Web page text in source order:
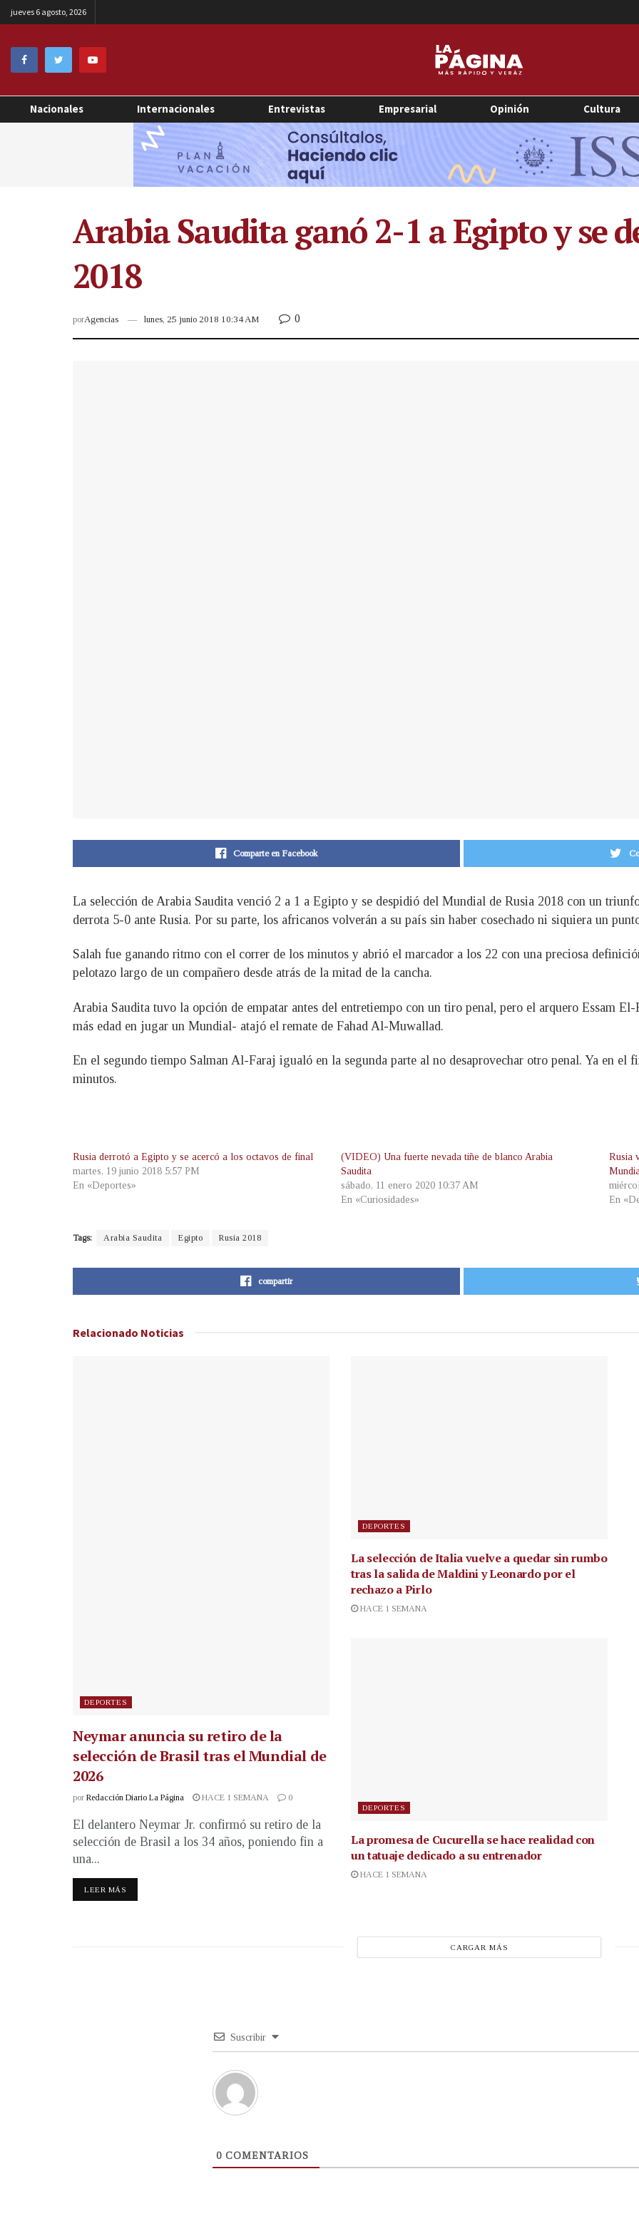
jueves 6 agosto, 2026
Nacionales Internacionales Entrevistas Empresarial Opinión Cultura
Arabia Saudita ganó 2-1 a Egipto y se
2018
porAgencias lunes, 25 junio 2018 10:34 AM 0
Comparte en Facebook
La selección de Arabia Saudita venció 2 a 1 a Egipto y se despidió del Mundial de Rusia 2018 con un
derrota 5-0 ante Rusia. Por su parte, los africanos volverán a su país sin haber cosechado ni siquiera un
Salah fue ganando ritmo con el correr de los minutos y abrió el marcador a los 22 con una preciosa
pelotazo largo de un compañero desde atrás de la mitad de la cancha.
Arabia Saudita tuvo la opción de empatar antes del entretiempo con un tiro penal, pero el arquero Essam
más edad en jugar un Mundial- atajó el remate de Fahad Al-Muwallad.
En el segundo tiempo Salman Al-Faraj igualó en la segunda parte al no desaprovechar otro penal. Ya en
minutos.
Rusia derrotó a Egipto y se acercó a los octavos de final
martes, 19 junio 2018 5:57 PM
En «Deportes»
(VIDEO) Una fuerte nevada tiñe de blanco Arabia
Saudita
sábado, 11 enero 2020 10:37 AM
En «Curiosidades»
Rusia
En
Tags: Arabia Saudita Egipto Rusia 2018
compartir
Relacionado Noticias
DEPORTES
Neymar anuncia su retiro de la
selección de Brasil tras el Mundial de
2026
por Redacción Diario La Página HACE 1 SEMANA 0
El delantero Neymar Jr. confirmó su retiro de la
selección de Brasil a los 34 años, poniendo fin a
una...
LEER MÁS
DEPORTES
La selección de Italia vuelve a quedar sin rumbo
tras la salida de Maldini y Leonardo por el
rechazo a Pirlo
HACE 1 SEMANA
DEPORTES
La promesa de Cucurella se hace realidad con
un tatuaje dedicado a su entrenador
HACE 1 SEMANA
CARGAR MÁS
Suscribir
0 COMENTARIOS